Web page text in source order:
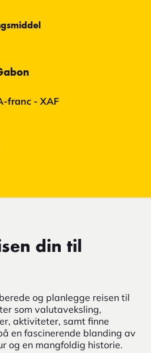
franc - XAF
din til
og planlegge reisen til
som valutaveksling,
aktiviteter, samt finne
en fascinerende blanding av
og en mangfoldig historie.